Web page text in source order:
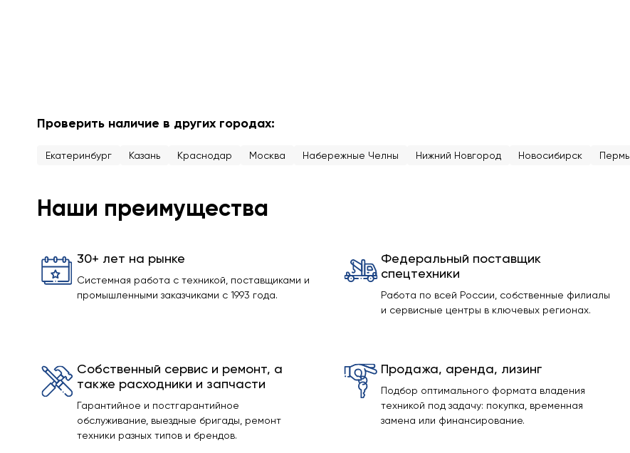
Проверить наличие в других городах:
Екатеринбург Казань Краснодар Москва Набережные Челны Нижний Новгород Новосибирск Пермь
Наши преимущества
30+ лет на рынке
Системная работа с техникой, поставщиками и
промышленными заказчиками с 1993 года.
Федеральный поставщик
спецтехники
Работа по всей России, собственные филиалы
и сервисные центры в ключевых регионах.
Собственный сервис и ремонт, а
также расходники и запчасти
Гарантийное и постгарантийное
обслуживание, выездные бригады, ремонт
техники разных типов и брендов.
Продажа, аренда, лизинг
Подбор оптимального формата владения
техникой под задачу: покупка, временная
замена или финансирование.